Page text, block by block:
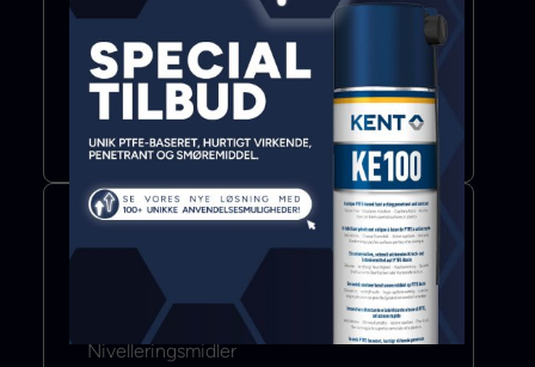
Lim
Fugemasse
Klæbebånd
Mere info
Color & Coat
Nivelleringsmidler